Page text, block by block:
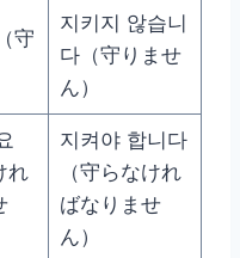
守
지키지 않습니
다（守りませ
ん）
れ
지켜야 합니다
（守らなけれ
ばなりませ
ん）